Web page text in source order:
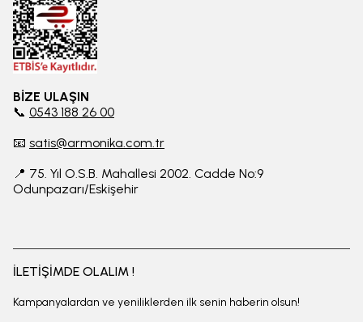
BİZE ULAŞIN
📞 0543 188 26 00
📧 satis@armonika.com.tr
📍 75. Yıl O.S.B. Mahallesi 2002. Cadde No:9
Odunpazarı/Eskişehir
İLETİŞİMDE OLALIM !
Kampanyalardan ve yeniliklerden ilk senin haberin olsun!